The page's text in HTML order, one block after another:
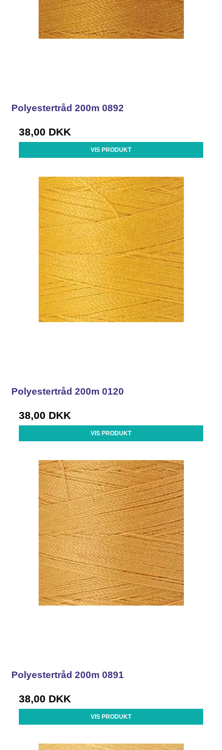
Polyestertråd 200m 0892
38,00 DKK
VIS PRODUKT
Polyestertråd 200m 0120
38,00 DKK
VIS PRODUKT
Polyestertråd 200m 0891
38,00 DKK
VIS PRODUKT